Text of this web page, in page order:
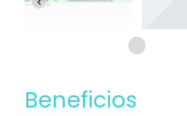
Beneficios